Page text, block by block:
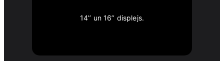
14’’ un 16’’ displejs.